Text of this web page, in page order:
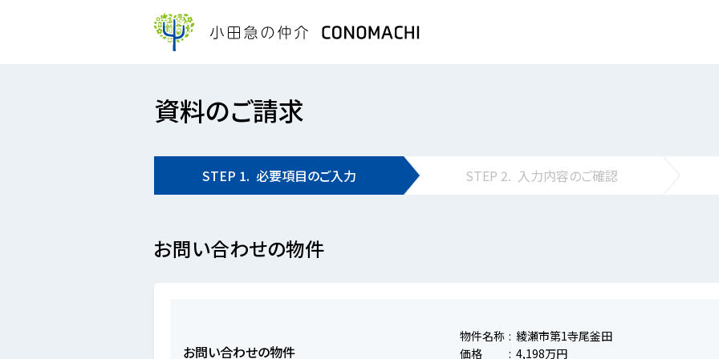
資料のご請求
STEP 1. 必要項目のご入力 STEP 2. 入力内容のご確認
お問い合わせの物件
お問い合わせの物件
物件名称
綾瀬市第1寺尾釜田
価格
4,198万円